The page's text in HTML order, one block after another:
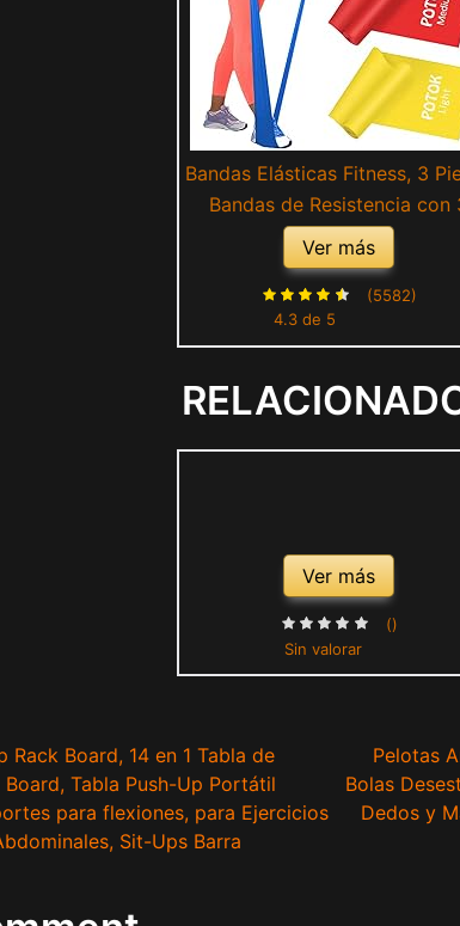
Bandas Elásticas Fitness, 3
Bandas de Resistencia con
Niveles, para Hombre, Mujer,
Ejercicios de Musculares,
Piernas, Fémur y Yoga en
Gym (1.2M)
Ver más
4.3 de 5
(5582)
Ver más
Sin valorar
()
Rack Board, 14 en 1 Tabla de
Board, Tabla Push-Up Portátil
para flexiones, para Ejercicios
Sit-Ups Barra
Pelotas
Bolas
Dedos y